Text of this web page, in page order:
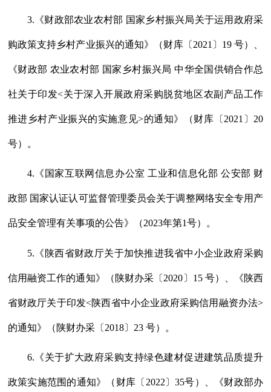
3.《财政部农业农村部 国家乡村振兴局关于运用政府采
购政策支持乡村产业振兴的通知》（财库〔2021〕19 号）、
《财政部 农业农村部 国家乡村振兴局 中华全国供销合作总
社关于印发<关于深入开展政府采购脱贫地区农副产品工作
推进乡村产业振兴的实施意见>的通知》（财库〔2021〕20
号）。
4.《国家互联网信息办公室 工业和信息化部 公安部 财
政部 国家认证认可监督管理委员会关于调整网络安全专用产
品安全管理有关事项的公告》（2023年第1号）。
5.《陕西省财政厅关于加快推进我省中小企业政府采购
信用融资工作的通知》（陕财办采〔2020〕15 号）、《陕西
省财政厅关于印发<陕西省中小企业政府采购信用融资办法>
的通知》（陕财办采〔2018〕23 号）。
6.《关于扩大政府采购支持绿色建材促进建筑品质提升
政策实施范围的通知》（财库〔2022〕35号）、《财政部办